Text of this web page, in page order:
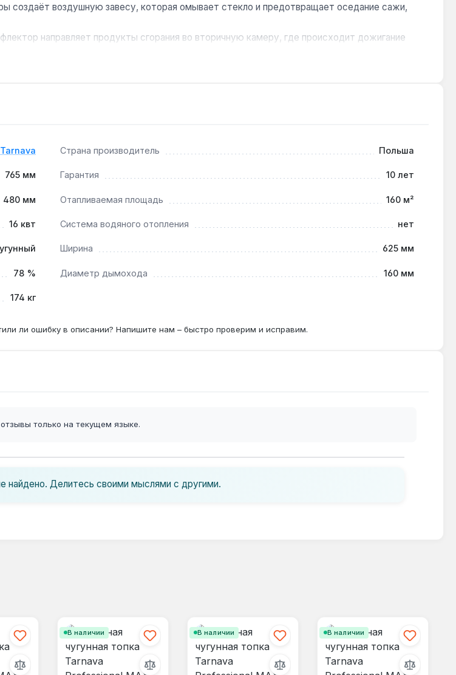
создаёт воздушную завесу, которая омывает стекло и предотвращает оседание сажи,
направляет продукты сгорания во вторичную камеру, где происходит дожигание
до 160 м². Рекомендуется использовать сухие дрова длиной 30–60 см, спиленные не менее
чистить 1–2 раза в год, в зависимости от интенсивности эксплуатации.
Tarnava Страна производитель Польша
765 мм Гарантия 10 лет
480 мм Отапливаемая площадь 160 м²
16 квт Система водяного отопления нет
Ширина 625 мм
78 % Диаметр дымохода 160 мм
174 кг
ли ошибку в описании? Напишите нам – быстро проверим и исправим.
только на текущем языке.
найдено. Делитесь своими мыслями с другими.
В наличии В наличии В наличии